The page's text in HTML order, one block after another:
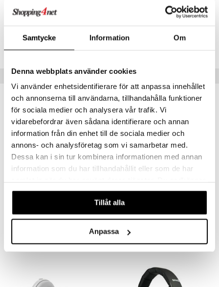
Samtycke Information Om
Denna webbplats använder cookies
Vi använder enhetsidentifierare för att anpassa innehållet
och annonserna till användarna, tillhandahålla funktioner
för sociala medier och analysera vår trafik. Vi
vidarebefordrar även sådana identifierare och annan
information från din enhet till de sociala medier och
annons- och analysföretag som vi samarbetar med.
Dessa kan i sin tur kombinera informationen med annan
information som du har tillhandahållit eller som de har
våra cookies vid fortsatt användande av vår webbplats.
Tillåt alla
Anpassa
Artikelnr
Populära produkter
Dooky Headband Ear Protection Grey
nyhet
349
nyhet
& Findus
Långstrump
Mario